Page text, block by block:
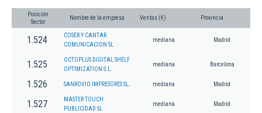
Posición
Sector
Nombre de la empresa Ventas (€) Provincia
1.524
COSER Y CANTAR
COMUNICACION SL
mediana Madrid
1.525
OCTOPLUS DIGITAL SHELF
OPTIMIZATION S.L.
mediana Barcelona
1.526 SANROVIO IMPRESORES SL. mediana Madrid
1.527
MASTER TOUCH
PUBLICIDAD SL
mediana Madrid